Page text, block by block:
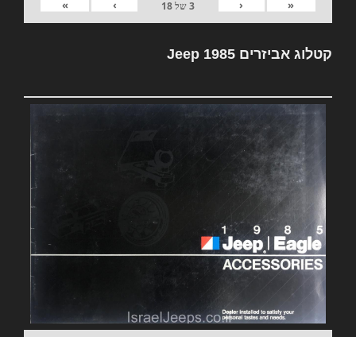
«
‹
3של18
›
»
קטלוג אביזרים Jeep 1985